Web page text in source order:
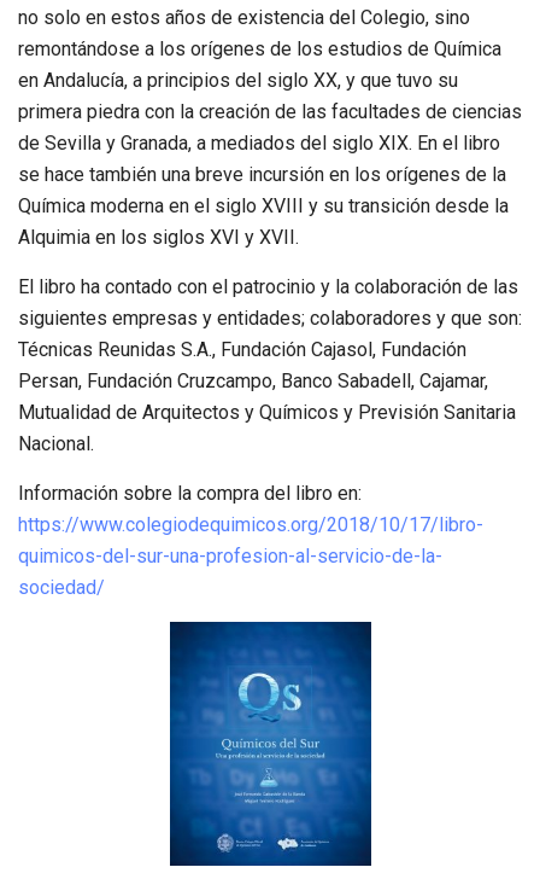
no solo en estos años de existencia del Colegio, sino
remontándose a los orígenes de los estudios de Química
en Andalucía, a principios del siglo XX, y que tuvo su
primera piedra con la creación de las facultades de ciencias
de Sevilla y Granada, a mediados del siglo XIX. En el libro
se hace también una breve incursión en los orígenes de la
Química moderna en el siglo XVIII y su transición desde la
Alquimia en los siglos XVI y XVII.
El libro ha contado con el patrocinio y la colaboración de las
siguientes empresas y entidades; colaboradores y que son:
Técnicas Reunidas S.A., Fundación Cajasol, Fundación
Persan, Fundación Cruzcampo, Banco Sabadell, Cajamar,
Mutualidad de Arquitectos y Químicos y Previsión Sanitaria
Nacional.
Información sobre la compra del libro en:
https://www.colegiodequimicos.org/2018/10/17/libro-
quimicos-del-sur-una-profesion-al-servicio-de-la-
sociedad/